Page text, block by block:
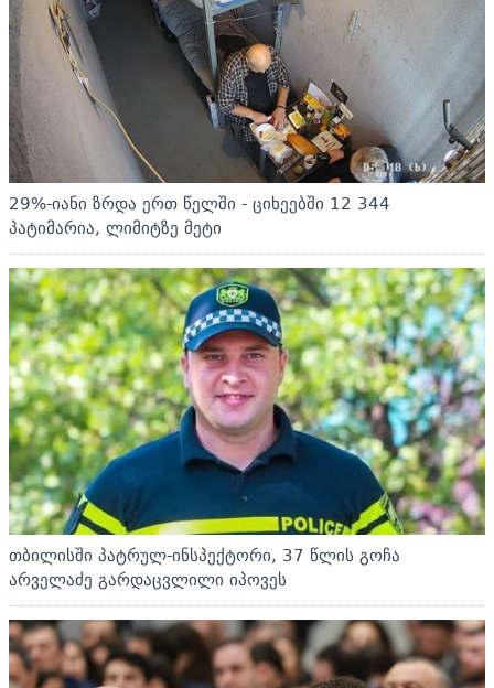
29%-იანი ზრდა ერთ წელში - ციხეებში 12 344
პატიმარია, ლიმიტზე მეტი
თბილისში პატრულ-ინსპექტორი, 37 წლის გოჩა
არველაძე გარდაცვლილი იპოვეს